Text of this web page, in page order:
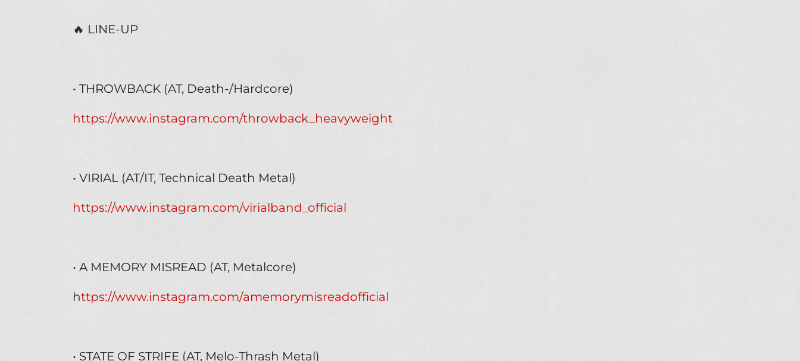
🔥 LINE-UP
• THROWBACK (AT, Death-/Hardcore)
https://www.instagram.com/throwback_heavyweight
• VIRIAL (AT/IT, Technical Death Metal)
https://www.instagram.com/virialband_official
• A MEMORY MISREAD (AT, Metalcore)
https://www.instagram.com/amemorymisreadofficial
• STATE OF STRIFE (AT, Melo-Thrash Metal)